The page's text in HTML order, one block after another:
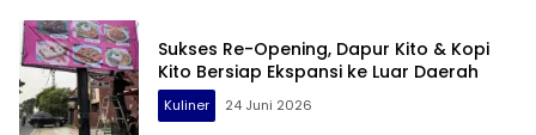
Sukses Re-Opening, Dapur Kito & Kopi
Kito Bersiap Ekspansi ke Luar Daerah
Kuliner 24 Juni 2026